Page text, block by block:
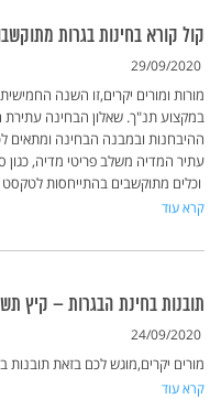
קול קורא בחינות בגרות
29/09/2020
מורות ומורים יקרים,זו השנה
במקצוע תנ"ך. שאלון הבחינה עתירת
עתיר המדיה משלב פריטי מדיה,
וכלים מתוקשבים בהתייחסות לטקסט
קרא עוד
תובנות בחינת הבגרות – קיץ
24/09/2020
מורים יקרים,מוגש לכם בזאת
קרא עוד